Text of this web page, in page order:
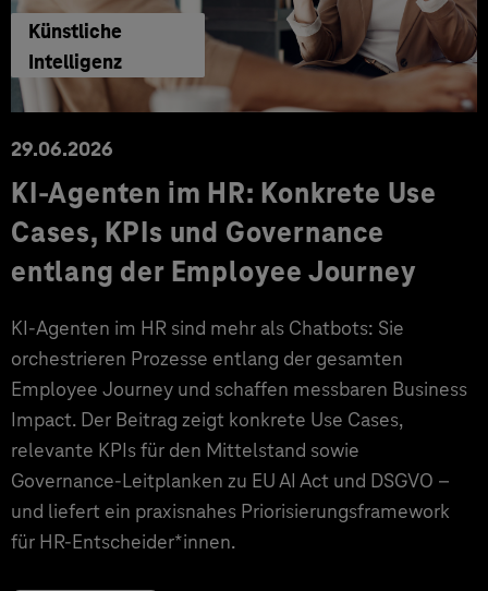
Künstliche
Intelligenz
29.06.2026
KI‑Agenten im HR: Konkrete Use
Cases, KPIs und Governance
entlang der Employee Journey
KI‑Agenten im HR sind mehr als Chatbots: Sie
orchestrieren Prozesse entlang der gesamten
Employee Journey und schaffen messbaren Business
Impact. Der Beitrag zeigt konkrete Use Cases,
relevante KPIs für den Mittelstand sowie
Governance‑Leitplanken zu EU AI Act und DSGVO –
und liefert ein praxisnahes Priorisierungsframework
für HR‑Entscheider*innen.